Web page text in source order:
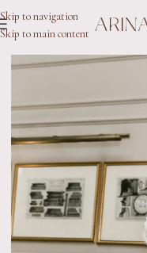
Skip to navigation
Skip to main content